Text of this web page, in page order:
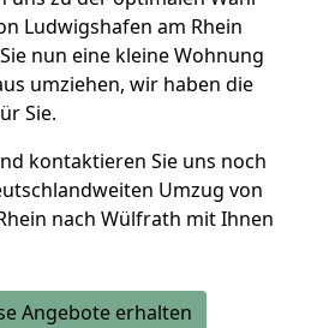
Ludwigshafen am Rhein
nun eine kleine Wohnung
umziehen, wir haben die
Sie.
kontaktieren Sie uns noch
Umzug von
nach Wülfrath mit Ihnen
Angebote erhalten